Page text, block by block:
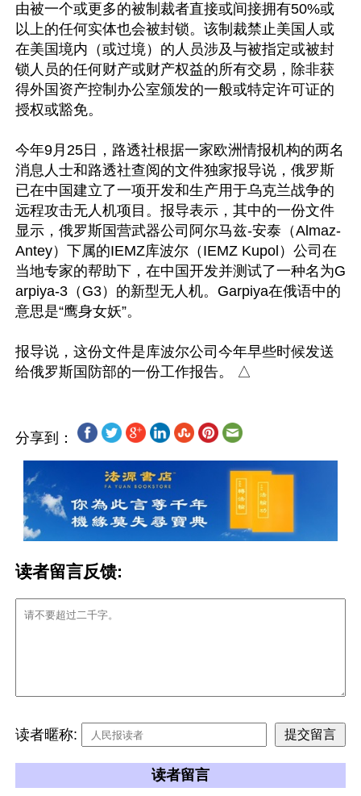
由被一个或更多的被制裁者直接或间接拥有50%或
以上的任何实体也会被封锁。该制裁禁止美国人或
在美国境内（或过境）的人员涉及与被指定或被封
锁人员的任何财产或财产权益的所有交易，除非获
得外国资产控制办公室颁发的一般或特定许可证的
授权或豁免。
今年9月25日，路透社根据一家欧洲情报机构的两名
消息人士和路透社查阅的文件独家报导说，俄罗斯
已在中国建立了一项开发和生产用于乌克兰战争的
远程攻击无人机项目。报导表示，其中的一份文件
显示，俄罗斯国营武器公司阿尔马兹-安泰（Almaz-
Antey）下属的IEMZ库波尔（IEMZ Kupol）公司在
当地专家的帮助下，在中国开发并测试了一种名为G
arpiya-3（G3）的新型无人机。Garpiya在俄语中的
意思是“鹰身女妖”。
报导说，这份文件是库波尔公司今年早些时候发送
分享到：
读者留言反馈:
读者暱称:
读者留言